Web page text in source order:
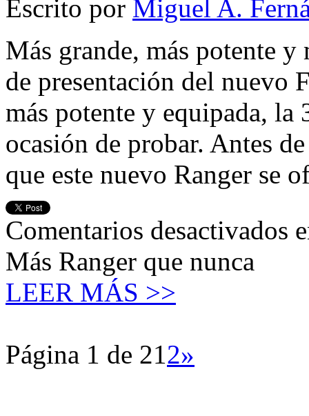
Escrito por Miguel A.
Más grande, más potente y
de presentación del nuevo
más potente y equipada,
ocasión de probar. Antes
que este nuevo Ranger se
Comentarios desactivados
Más Ranger que nunca
LEER MÁS >>
Página 1 de 212»